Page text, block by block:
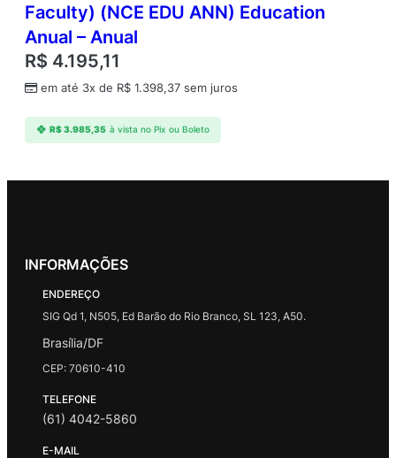
Faculty) (NCE EDU ANN) Education
Anual – Anual
R$ 4.195,11
em até 3x de R$ 1.398,37 sem juros
R$3.985,35 à vista no Pix ou Boleto
INFORMAÇÕES
ENDEREÇO
SIG Qd 1, N505, Ed Barão do Rio Branco, SL 123, A50.
Brasília/DF
CEP: 70610-410
TELEFONE
(61) 4042-5860
E-MAIL